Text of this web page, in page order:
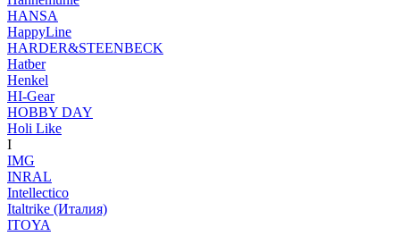
HANSA
HappyLine
HARDER&STEENBECK
Hatber
Henkel
HI-Gear
HOBBY DAY
Holi Like
I
IMG
INRAL
Intellectico
Italtrike (Италия)
ITOYA